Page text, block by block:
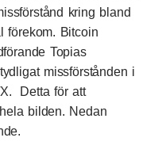
kring bland
förekom. Bitcoin
Topias
missförstånden i
Detta för att
bilden. Nedan